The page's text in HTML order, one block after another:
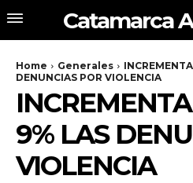
Catamarca
Home Generales
DENUNCIAS POR VIOLENCIA
9% LAS
VIOLENCIA